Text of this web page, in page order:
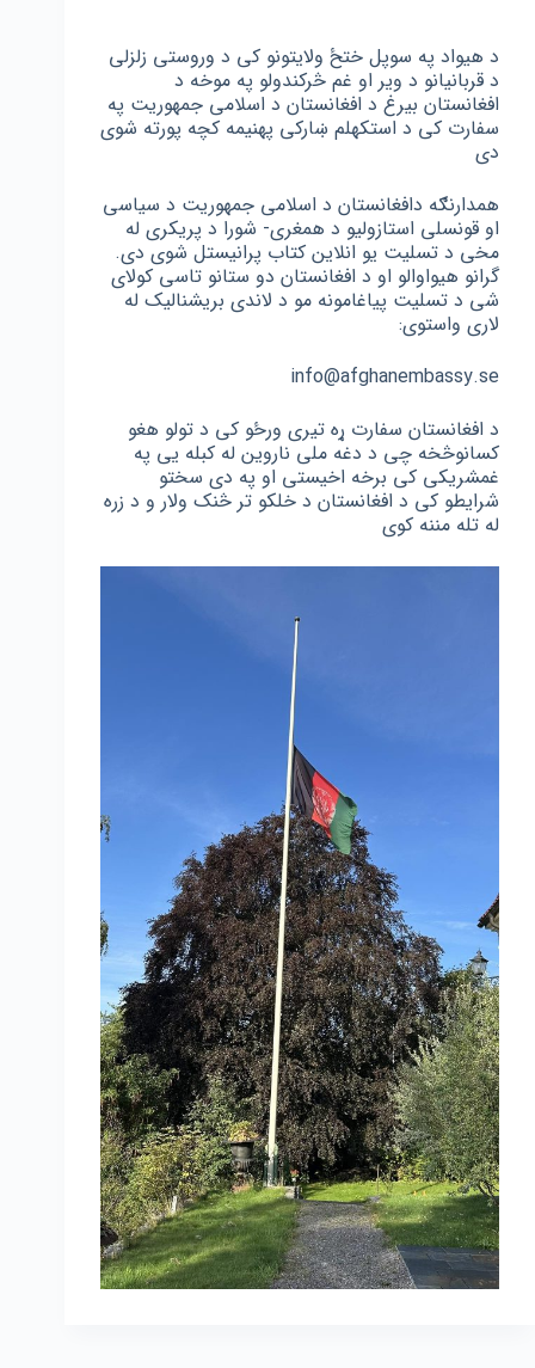
د هیواد په سوپل ختځ ولایتونو کی د وروستی زلزلی
د قربانیانو د ویر او غم څرکندولو په موخه د
افغانستان بیرغ د افغانستان د اسلامی جمهوریت په
سفارت کی د استکهلم ښارکی پهنیمه کچه پورته شوی
دی
همدارنګه دافغانستان د اسلامی جمهوریت د سیاسی
او قونسلی استازولیو د همغری- شورا د پریکری له
مخی د تسلیت یو انلاین کتاب پرانیستل شوی دی.
گرانو هیواوالو او د افغانستان دو ستانو تاسی کولای
شی د تسلیت پیاغامونه مو د لاندی بریشنالیک له
لاری واستوی:
info@afghanembassy.se
د افغانستان سفارت ړه تیری ورځو کی د تولو هغو
کسانوڅخه چی د دغه ملی ناروین له کبله یی په
غمشریکی کی برخه اخیستی او په دی سختو
شرایطو کی د افغانستان د خلکو تر څنک ولار و د زره
له تله مننه کوی